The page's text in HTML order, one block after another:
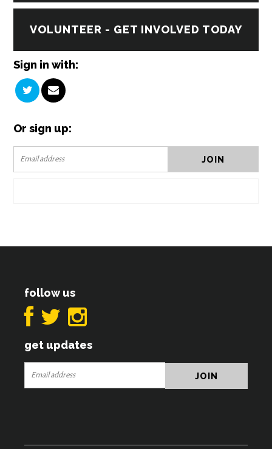
VOLUNTEER - GET INVOLVED TODAY
Sign in with:
Or sign up:
follow us
get updates